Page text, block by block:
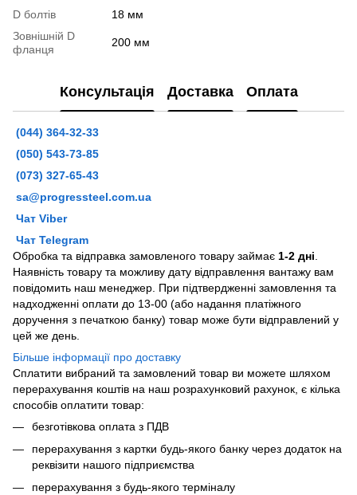
D болтів
18 мм
Зовнішній D
фланця
200 мм
Консультація Доставка Оплата
(044) 364-32-33
(050) 543-73-85
(073) 327-65-43
sa@progressteel.com.ua
Чат Viber
Чат Telegram
Обробка та відправка замовленого товару займає 1-2 дні
Наявність товару та можливу дату відправлення вантажу вам
повідомить наш менеджер. При підтвердженні замовлення та
надходженні оплати до 13-00 (або надання платіжного
доручення з печаткою банку) товар може бути відправлений у
цей же день.
Більше інформації про доставку
Сплатити вибраний та замовлений товар ви можете шляхом
перерахування коштів на наш розрахунковий рахунок, є кілька
способів оплатити товар:
безготівкова оплата з ПДВ
перерахування з картки будь-якого банку через додаток на
реквізити нашого підприємства
перерахування з будь-якого терміналу